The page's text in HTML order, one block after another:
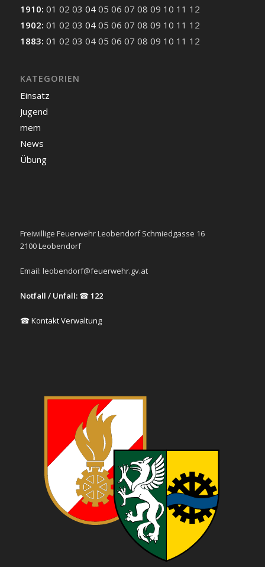
1910: 01 02 03 04 05 06 07 08 09 10 11 12
1902: 01 02 03 04 05 06 07 08 09 10 11 12
1883: 01 02 03 04 05 06 07 08 09 10 11 12
KATEGORIEN
Einsatz
Jugend
mem
News
Übung
Freiwillige Feuerwehr Leobendorf Schmiedgasse 16
2100 Leobendorf
Email: leobendorf@feuerwehr.gv.at
Notfall / Unfall:☎122
☎ Kontakt Verwaltung